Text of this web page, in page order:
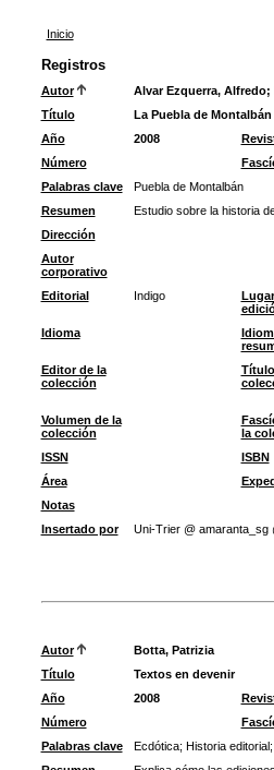
Inicio
Registros
Autor Alvar Ezquerra, Alfredo;
Título
La Puebla de
Año
2008
Número
Palabras clave
Puebla de Montalbán
Resumen
Estudio sobre la historia
Dirección
Autor
corporativo
Editorial
Indigo
Idioma
Editor de la
colección
Volumen de la
colección
la
ISSN
ISBN
Área
Notas
Insertado por
Uni-Trier @ amaranta_sg
Autor
Botta, Patrizia
Título
Textos en devenir
Año
2008
Número
Palabras clave
Ecdótica; Historia editorial;